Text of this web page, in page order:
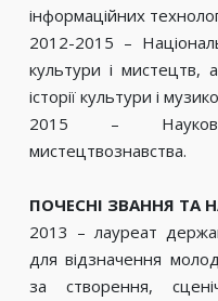
інформаційних
2012-2015 –
культури і мистецтв,
історії культури і
2015 –
мистецтвознавства.
ПОЧЕСНІ ЗВАННЯ ТА
2013 – лауреат
для відзначення
за створення,